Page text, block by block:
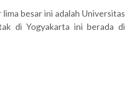
besar ini adalah Universitas
di Yogyakarta ini berada di